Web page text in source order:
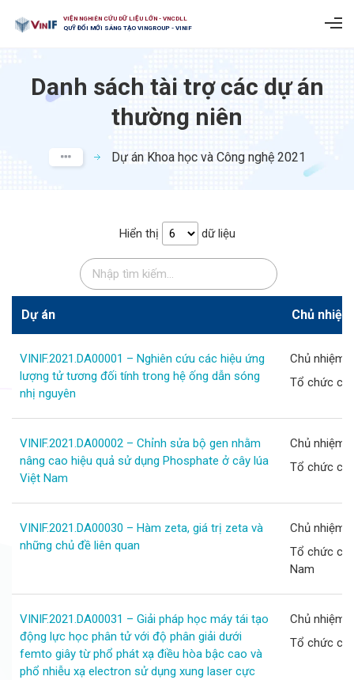
VIỆN NGHIÊN CỨU DỮ LIỆU LỚN - VNCDLL
QUỸ ĐỔI MỚI SÁNG TẠO VINGROUP - VINIF
Danh sách tài trợ các dự án
thường niên
Dự án Khoa học và Công nghệ 2021
Hiển thị dữ liệu
Dự án Chủ
VINIF.2021.DA00001 – Nghiên cứu các hiệu ứng
lượng tử tương đối tính trong hệ ống dẫn sóng
nhị nguyên
Chủ nhiệm
Tổ chức
VINIF.2021.DA00002 – Chỉnh sửa bộ gen nhằm
nâng cao hiệu quả sử dụng Phosphate ở cây lúa
Việt Nam
Chủ nhiệm
Tổ chức
VINIF.2021.DA00030 – Hàm zeta, giá trị zeta và
những chủ đề liên quan
Chủ nhiệm
Tổ chức
Nam
VINIF.2021.DA00031 – Giải pháp học máy tái tạo
động lực học phân tử với độ phân giải dưới
femto giây từ phổ phát xạ điều hòa bậc cao và
phổ nhiễu xạ electron sử dụng xung laser cực
Chủ nhiệm
Tổ chức